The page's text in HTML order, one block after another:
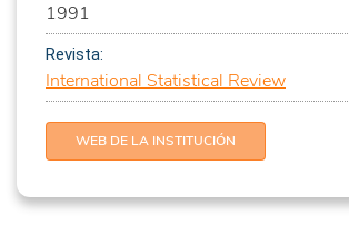
1991
Revista:
International Statistical Review
WEB DE LA INSTITUCIÓN